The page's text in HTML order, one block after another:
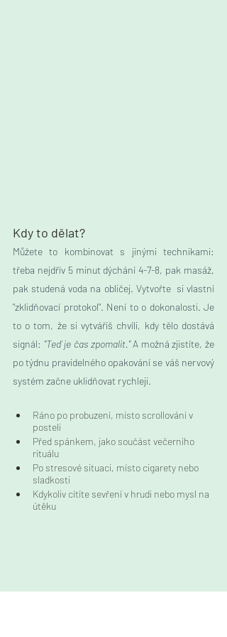
Kdy to dělat?
Můžete to kombinovat s jinými technikami:
třeba nejdřív 5 minut dýchání 4-7-8, pak masáž,
pak studená voda na obličej. Vytvořte  si vlastní
"zklidňovací protokol". Není to o dokonalosti. Je
to o tom, že si vytváříš chvíli, kdy tělo dostává
signál: "Teď je čas zpomalit." A možná zjistíte, že
po týdnu pravidelného opakování se váš nervový
systém začne uklidňovat rychleji.
Ráno po probuzení, místo scrollování v
posteli
Před spánkem, jako součást večerního
rituálu
Po stresové situaci, místo cigarety nebo
sladkosti
Kdykoliv cítíte sevření v hrudi nebo mysl na
útěku